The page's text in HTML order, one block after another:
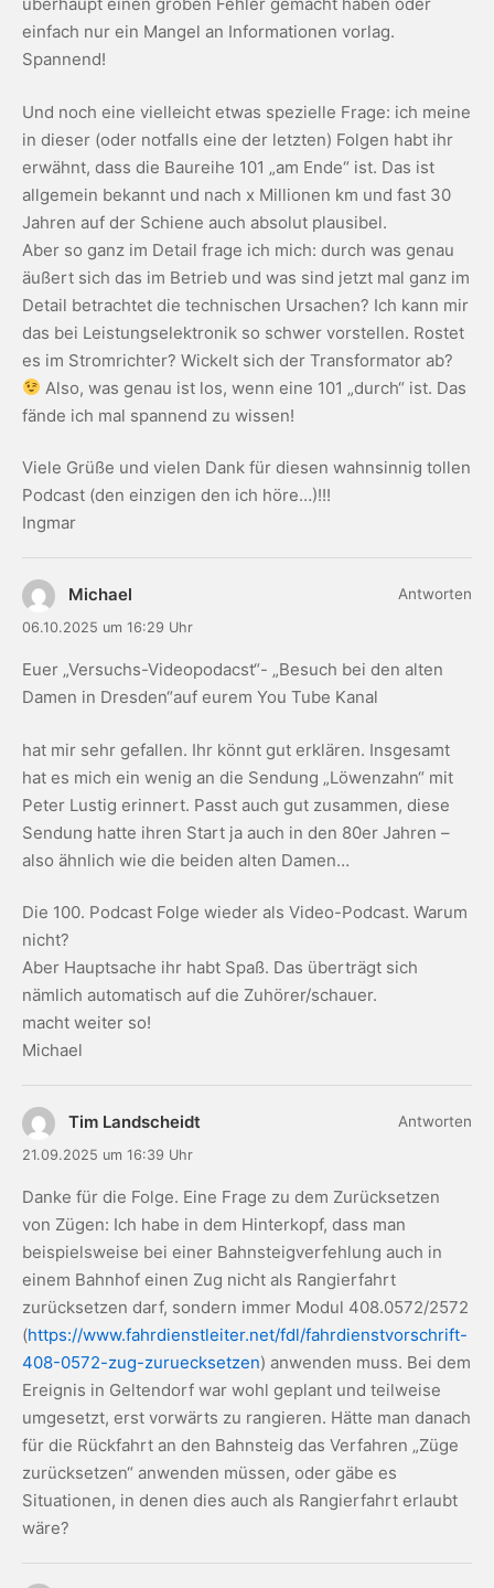
überhaupt einen groben Fehler gemacht haben oder
einfach nur ein Mangel an Informationen vorlag.
Spannend!
Und noch eine vielleicht etwas spezielle Frage: ich meine
in dieser (oder notfalls eine der letzten) Folgen habt ihr
erwähnt, dass die Baureihe 101 „am Ende“ ist. Das ist
allgemein bekannt und nach x Millionen km und fast 30
Jahren auf der Schiene auch absolut plausibel.
Aber so ganz im Detail frage ich mich: durch was genau
äußert sich das im Betrieb und was sind jetzt mal ganz im
Detail betrachtet die technischen Ursachen? Ich kann mir
das bei Leistungselektronik so schwer vorstellen. Rostet
es im Stromrichter? Wickelt sich der Transformator ab?
Also, was genau ist los, wenn eine 101 „durch“ ist. Das
fände ich mal spannend zu wissen!
Viele Grüße und vielen Dank für diesen wahnsinnig tollen
Podcast (den einzigen den ich höre…)!!!
Ingmar
Michael
06.10.2025 um 16:29 Uhr
Euer „Versuchs-Videopodacst“- „Besuch bei den alten
Damen in Dresden“auf eurem You Tube Kanal
hat mir sehr gefallen. Ihr könnt gut erklären. Insgesamt
hat es mich ein wenig an die Sendung „Löwenzahn“ mit
Peter Lustig erinnert. Passt auch gut zusammen, diese
Sendung hatte ihren Start ja auch in den 80er Jahren –
also ähnlich wie die beiden alten Damen…
Die 100. Podcast Folge wieder als Video-Podcast. Warum
nicht?
Aber Hauptsache ihr habt Spaß. Das überträgt sich
nämlich automatisch auf die Zuhörer/schauer.
macht weiter so!
Michael
Antworten
Tim Landscheidt
21.09.2025 um 16:39 Uhr
Danke für die Folge. Eine Frage zu dem Zurücksetzen
von Zügen: Ich habe in dem Hinterkopf, dass man
beispielsweise bei einer Bahnsteigverfehlung auch in
einem Bahnhof einen Zug nicht als Rangierfahrt
zurücksetzen darf, sondern immer Modul 408.0572/2572
(https://www.fahrdienstleiter.net/fdl/fahrdienstvorschrift-
408-0572-zug-zuruecksetzen) anwenden muss. Bei dem
Ereignis in Geltendorf war wohl geplant und teilweise
umgesetzt, erst vorwärts zu rangieren. Hätte man danach
für die Rückfahrt an den Bahnsteig das Verfahren „Züge
zurücksetzen“ anwenden müssen, oder gäbe es
Situationen, in denen dies auch als Rangierfahrt erlaubt
wäre?
Antworten